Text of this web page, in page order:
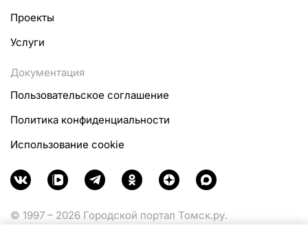
Проекты
Услуги
Документация
Пользовательское соглашение
Политика конфиденциальности
Использование cookie
© 1997 – 2026 Городской портал Томск.ру.